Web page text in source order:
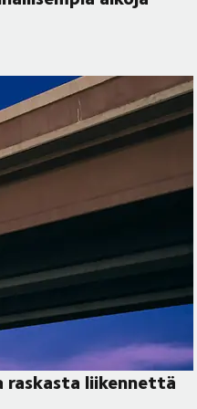
aikoja odotellessa
liikennettä